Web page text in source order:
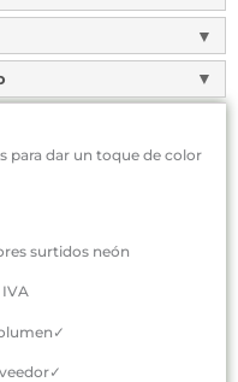
para dar un toque de color
surtidos neón
IVA